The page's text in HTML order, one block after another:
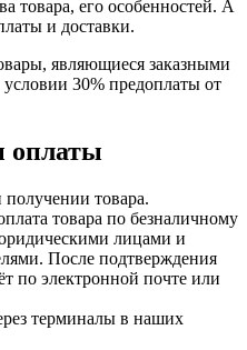
товара, его особенностей. А
и доставки.
являющиеся заказными
30% предоплаты от
оплаты
товара.
товара по безналичному
лицами и
После подтверждения
по электронной почте или
терминалы в наших